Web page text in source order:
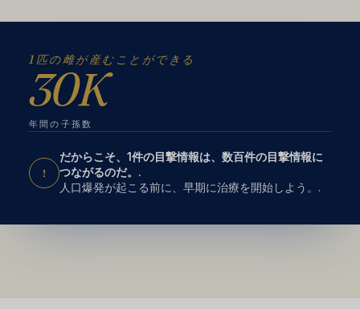
1匹の雌が産むことができる
30K
年間の子孫数
!
だからこそ、1件の目撃情報は、数百件の目撃情報に
つながるのだ。.
人口爆発が起こる前に、早期に治療を開始しよう。.